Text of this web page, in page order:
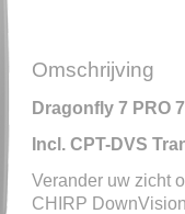
Omschrijving
Dragonfly 7 PRO
Incl. CPT-DVS
Verander uw zicht
CHIRP